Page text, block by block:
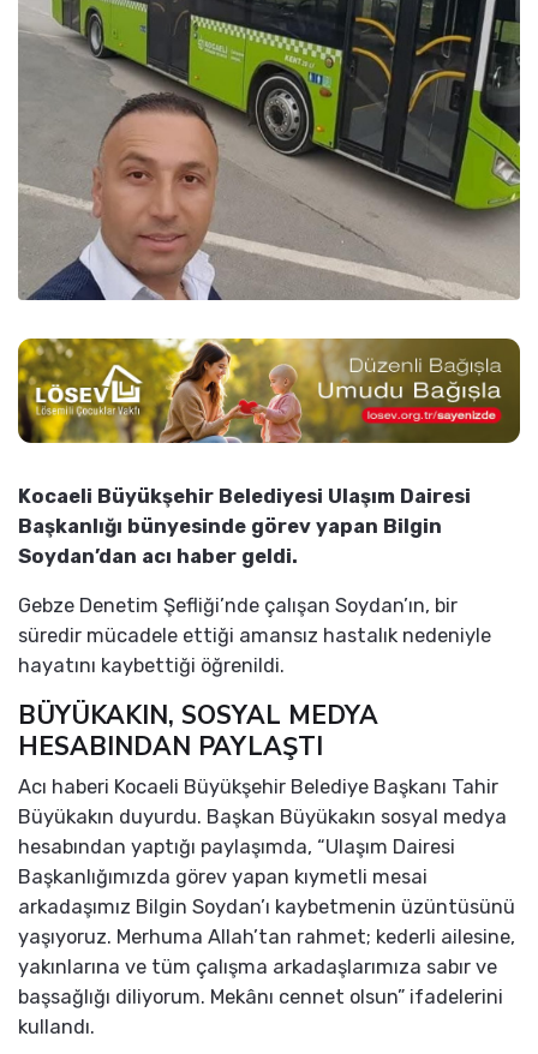
Kocaeli Büyükşehir Belediyesi Ulaşım Dairesi
Başkanlığı bünyesinde görev yapan Bilgin
Soydan’dan acı haber geldi.
Gebze Denetim Şefliği’nde çalışan Soydan’ın, bir
süredir mücadele ettiği amansız hastalık nedeniyle
hayatını kaybettiği öğrenildi.
BÜYÜKAKIN, SOSYAL MEDYA
HESABINDAN PAYLAŞTI
Acı haberi Kocaeli Büyükşehir Belediye Başkanı Tahir
Büyükakın duyurdu. Başkan Büyükakın sosyal medya
hesabından yaptığı paylaşımda, “Ulaşım Dairesi
Başkanlığımızda görev yapan kıymetli mesai
arkadaşımız Bilgin Soydan’ı kaybetmenin üzüntüsünü
yaşıyoruz. Merhuma Allah’tan rahmet; kederli ailesine,
yakınlarına ve tüm çalışma arkadaşlarımıza sabır ve
başsağlığı diliyorum. Mekânı cennet olsun” ifadelerini
kullandı.